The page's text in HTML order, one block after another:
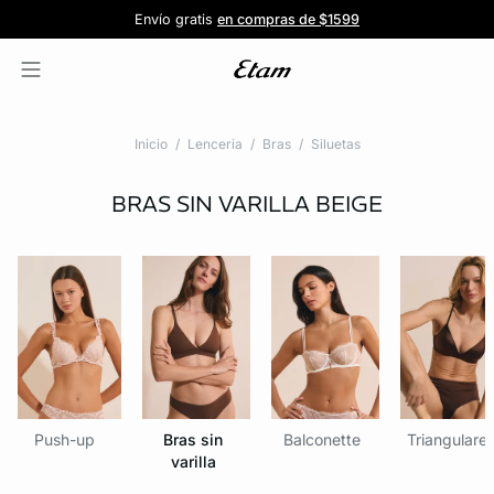
-20% en tu primera ordenal iniciar sesión
Beneficio exclusivo para clientes nuevosÚnete a ETAM
Forma parte de la familia ETAMy recibe -20% en tu primer pedido
Envío gratis en compras de $1599
Inicio Lenceria Bras Siluetas
BRAS SIN VARILLA BEIGE
Push-up
Bras sin
varilla
Balconette Triangulares